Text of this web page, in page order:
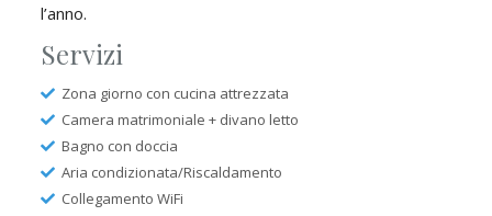
l’anno.
Servizi
Zona giorno con cucina attrezzata
Camera matrimoniale + divano letto
Bagno con doccia
Aria condizionata/Riscaldamento
Collegamento WiFi